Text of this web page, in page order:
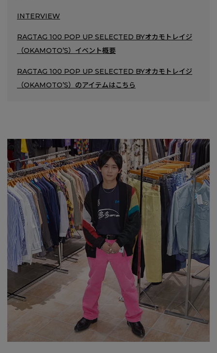
INTERVIEW
RAGTAG 100 POP UP SELECTED BYオカモトレイジ
（OKAMOTO’S）イベント概要
RAGTAG 100 POP UP SELECTED BYオカモトレイジ
（OKAMOTO’S）のアイテムはこちら